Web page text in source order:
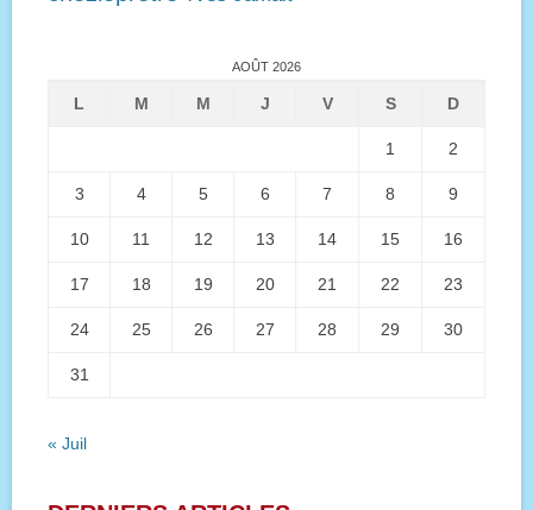
AOÛT 2026
L M M J V S D
1 2
3 4 5 6 7 8 9
10 11 12 13 14 15 16
17 18 19 20 21 22 23
24 25 26 27 28 29 30
31
« Juil